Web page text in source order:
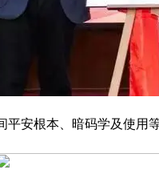
安根本、暗码学及使